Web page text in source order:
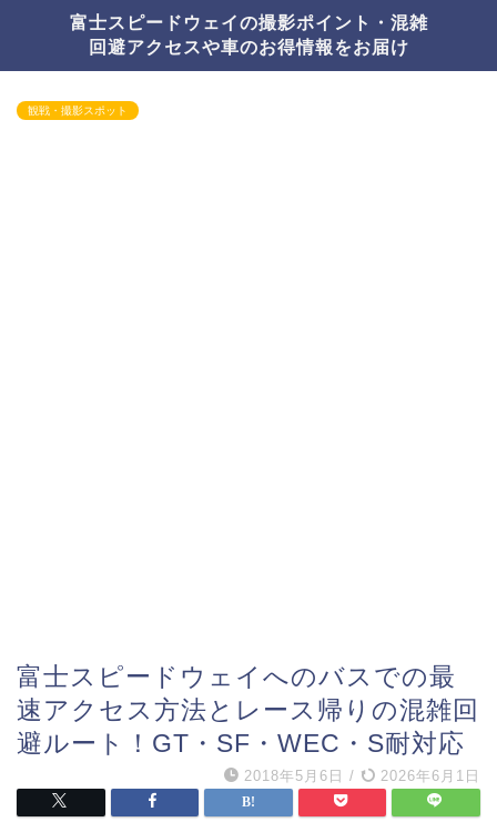
富士スピードウェイの撮影ポイント・混雑
回避アクセスや車のお得情報をお届け
観戦・撮影スポット
富士スピードウェイへのバスでの最
速アクセス方法とレース帰りの混雑回
避ルート！GT・SF・WEC・S耐対応
2018年5月6日 / 2026年6月1日